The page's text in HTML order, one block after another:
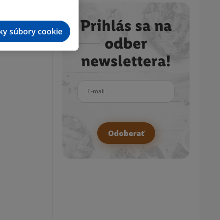
Prihlás sa na
odber
newslettera!
Odoberať
súbory cookie